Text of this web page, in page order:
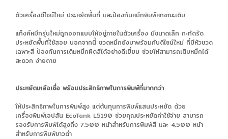
ตัวเครื่องดีไซน์ใหม่ ประหยัดพื้นที่ และป้องกันหมึกพิมพ์หกขณะเติม
แท็งค์หมึกรุ่นใหม่ถูกออกแบบให้อยู่ภายในตัวเครื่อง มีขนาดเล็ก กะทัดรัด
ประหยัดพื้นที่ใช้สอย นอกจากนี้ ขวดหมึกยังมาพร้อมกับดีไซน์ใหม่ ที่มีหัวขวด
เฉพาะสี ป้องกันการเติมหมึกผิดสีได้อย่างดีเยี่ยม ช่วยให้สามารถเติมหมึกได้
สะดวก ง่ายดาย
ประหยัดเหลือเชื่อ พร้อมประสิทธิภาพในการพิมพ์ที่มากกว่า
ให้ประสิทธิภาพในการพิมพ์สูง แต่ต้นทุนการพิมพ์แสนประหยัด ด้วย
เครื่องพิมพ์เอปสัน EcoTank L5190 ช่วยคุณประหยัดค่าใช้จ่าย สามารถ
รองรับการพิมพ์ได้สูงถึง 7,500 หน้าสำหรับการพิมพ์สี และ 4,500 หน้า
สำหรับการพิมพ์ขาวดำ